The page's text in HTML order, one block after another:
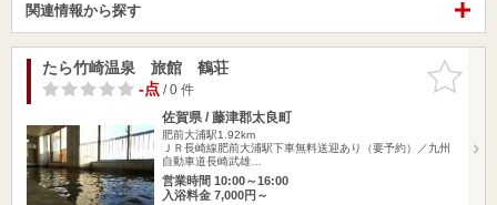
関連情報から探す
お気に入
りに追加
たら竹崎温泉 旅館 鶴荘
-点/ 0 件
佐賀県 / 藤津郡太良町
肥前大浦駅1.92km
ＪＲ長崎線肥前大浦駅下車無料送迎あり（要予約）／九州
自動車道長崎武雄…
営業時間 10:00～16:00
入浴料金 7,000円～